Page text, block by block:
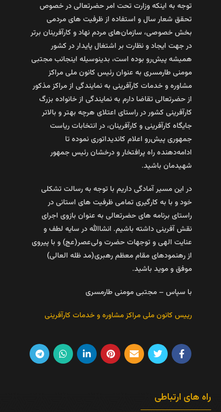
توجه به اینکه وزارت تحت امر حضرتعالی در خصوص
تحقق شعار سال و استفاده از ظرفیت های مردمی
بخش خصوصی، سازمان‌های مردم نهاد و کارآفرینان برتر
در جهت ایجاد و نظارت بر اشتغال پایدار در کشور
همیشه پیش‌رو بوده است، بدینوسیله اینجانب مجتبی
مومنی طارمسری به عنوان رئیس کانون ملی مراکز
مشاوره و خدمات کارآفرینی به نمایندگی از مراکز مذکور
از حضرتعالی تقاضا دارم به نمایندگی از خانواده بزرگ
کارآفرینی کشور در راستای اعتلای هرچه بهتر و بالاتر
جایگاه کارآفرینی و کارآفرینان، در انتخابات ریاست
جمهوری پیش‌رو اعلام کاندیداتوری نموده تا
ادامه‌دهنده راه پرافتخار و درخشان رئیس جمهور
شهیدمان باشید.
در این مسیر آمادگی داریم با توجه به رسالت تشکلی
خود و با به کارگیری تمامی ظرفیت های استانی در
راستای برنامه های حضرتعالی به عنوان بازوی اجرای
نقش آفرینی داشته باشیم. انشاالله در سایه لطف و
عنایت الهی و توجهات حضرت ولی‌عصر(عج) و با پیروی
از رهنمودهای مقام معظم رهبری(مد ظله العالی)
موفق و موید باشید.
با سپاس – مجتبی مومنی طارمسری
رییس کانون ملی مراکز مشاوره و خدمات کارآفرینی
راه های ارتباطی